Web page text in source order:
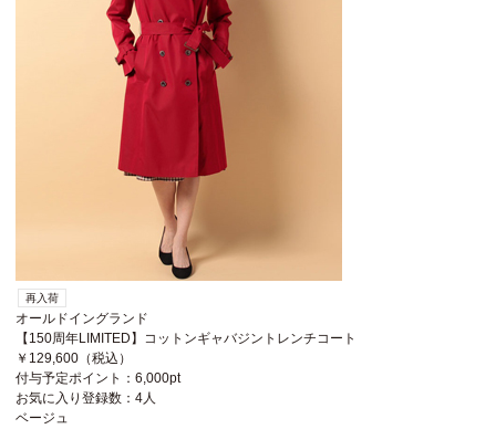
再入荷
オールドイングランド
【150周年LIMITED】コットンギャバジントレンチコート
￥129,600 （税込）
付与予定ポイント： 6,000pt
お気に入り登録数： 4人
ベージュ